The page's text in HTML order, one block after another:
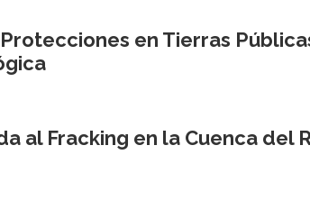
en Tierras
al Fracking en la Cuenca del